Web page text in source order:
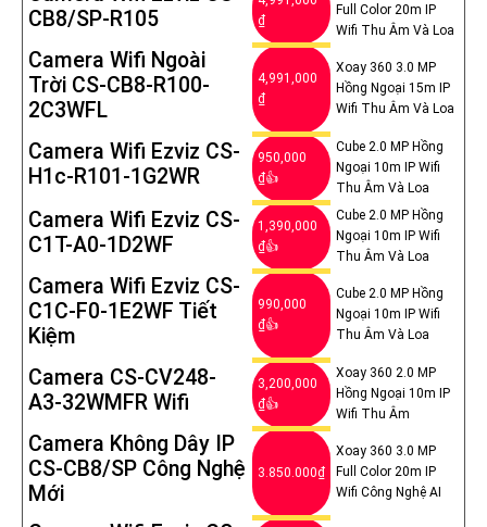
CB8/SP-R105
₫
Full Color 20m IP
Wifi Thu Âm Và Loa
Camera Wifi Ngoài
Trời CS-CB8-R100-
2C3WFL
4,991,000
₫
Xoay 360 3.0 MP
Hồng Ngoại 15m IP
Wifi Thu Âm Và Loa
Camera Wifi Ezviz CS-
H1c-R101-1G2WR
950,000
₫👍
Cube 2.0 MP Hồng
Ngoại 10m IP Wifi
Thu Âm Và Loa
Camera Wifi Ezviz CS-
C1T-A0-1D2WF
1,390,000
₫👍
Cube 2.0 MP Hồng
Ngoại 10m IP Wifi
Thu Âm Và Loa
Camera Wifi Ezviz CS-
C1C-F0-1E2WF Tiết
Kiệm
990,000
₫👍
Cube 2.0 MP Hồng
Ngoại 10m IP Wifi
Thu Âm Và Loa
Camera CS-CV248-
A3-32WMFR Wifi
3,200,000
₫👍
Xoay 360 2.0 MP
Hồng Ngoại 10m IP
Wifi Thu Âm
Camera Không Dây IP
CS-CB8/SP Công Nghệ
Mới
3.850.000₫
Xoay 360 3.0 MP
Full Color 20m IP
Wifi Công Nghệ AI